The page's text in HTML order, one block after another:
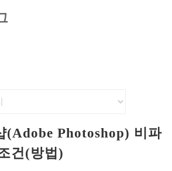
(Adobe Photoshop) 비파
건(방법)